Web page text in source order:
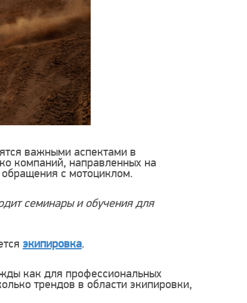
важными аспектами в
компаний, направленных на
с мотоциклом.
семинары и обучения для
экипировка.
как для профессиональных
трендов в области экипировки,